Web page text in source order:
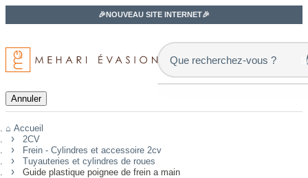
🎉NOUVEAU SITE INTERNET🎉
Annuler
Accueil
2CV
Frein - Cylindres et accessoire 2cv
Tuyauteries et cylindres de roues
Guide plastique poignee de frein a main